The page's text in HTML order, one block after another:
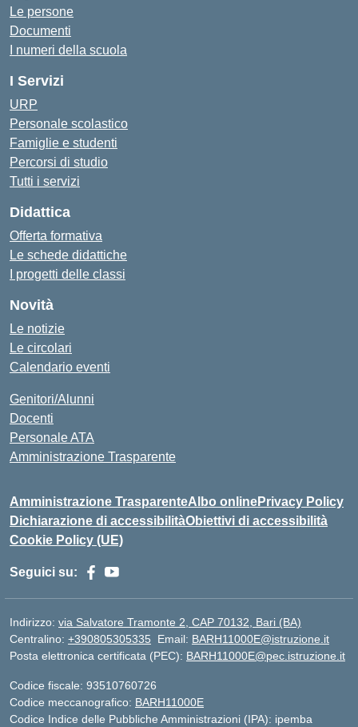
Le persone
Documenti
I numeri della scuola
I Servizi
URP
Personale scolastico
Famiglie e studenti
Percorsi di studio
Tutti i servizi
Didattica
Offerta formativa
Le schede didattiche
I progetti delle classi
Novità
Le notizie
Le circolari
Calendario eventi
Genitori/Alunni
Docenti
Personale ATA
Amministrazione Trasparente
Amministrazione TrasparenteAlbo onlinePrivacy Policy
Dichiarazione di accessibilitàObiettivi di accessibilità
Cookie Policy (UE)
Seguici su:
Indirizzo: via Salvatore Tramonte 2, CAP 70132, Bari (BA)
Centralino: +390805305335 Email: BARH11000E@istruzione.it
Posta elettronica certificata (PEC): BARH11000E@pec.istruzione.it
Codice fiscale: 93510760726
Codice meccanografico: BARH11000E
Codice Indice delle Pubbliche Amministrazioni (IPA): ipemba